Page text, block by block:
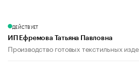
ДЕЙСТВУЕТ
ИП Ефремова Татьяна Павловна
Производство готовых текстильных